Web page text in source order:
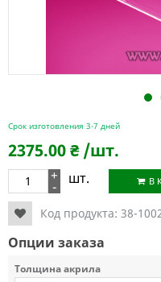
1
Срок изготовления 3-7 дней
2375.00₴ /шт.
+
- шт. В
Код продукта: 38-
Опции заказа
Толщина акрила